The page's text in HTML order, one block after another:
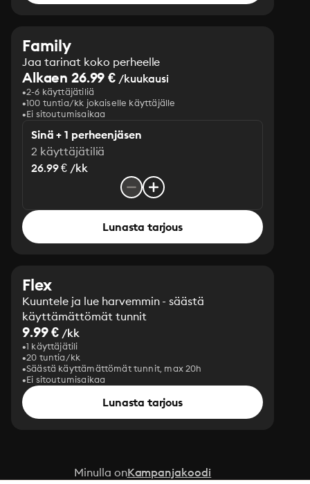
Family
Jaa tarinat koko perheelle
Alkaen 26.99 € /kuukausi
2-6 käyttäjätiliä
100 tuntia/kk jokaiselle käyttäjälle
Ei sitoutumisaikaa
Sinä + 1 perheenjäsen
2 käyttäjätiliä
26.99 € /kk
Lunasta tarjous
Flex
Kuuntele ja lue harvemmin - säästä
käyttämättömät tunnit
9.99 € /kk
1 käyttäjätili
20 tuntia/kk
Säästä käyttämättömät tunnit, max 20h
Ei sitoutumisaikaa
Lunasta tarjous
Minulla onKampanjakoodi